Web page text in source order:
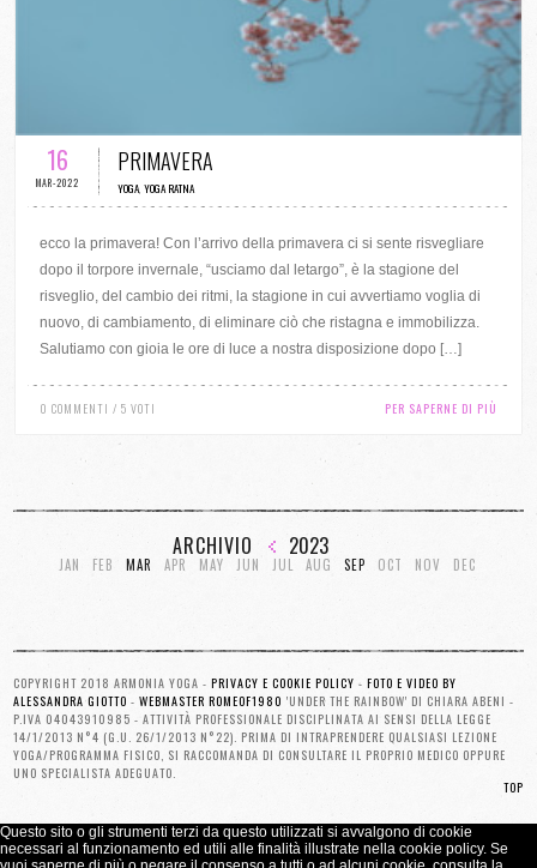
16
MAR-2022
PRIMAVERA
YOGA,YOGA RATNA
ecco la primavera! Con l’arrivo della primavera ci si sente risvegliare
dopo il torpore invernale, “usciamo dal letargo”, è la stagione del
risveglio, del cambio dei ritmi, la stagione in cui avvertiamo voglia di
nuovo, di cambiamento, di eliminare ciò che ristagna e immobilizza.
Salutiamo con gioia le ore di luce a nostra disposizione dopo […]
0 COMMENTI / 5 VOTI PER SAPERNE DI PIÙ
ARCHIVIO 2023
JAN FEB MAR APR MAY JUN JUL AUG SEP OCT NOV DEC
COPYRIGHT 2018 ARMONIA YOGA -PRIVACY E COOKIE POLICY -FOTO E VIDEO BY
ALESSANDRA GIOTTO -WEBMASTER ROMEOF1980 'UNDER THE RAINBOW' DI CHIARA ABENI -
P.IVA 04043910985 - ATTIVITÀ PROFESSIONALE DISCIPLINATA AI SENSI DELLA LEGGE
14/1/2013 N°4 (G.U. 26/1/2013 N°22). PRIMA DI INTRAPRENDERE QUALSIASI LEZIONE
YOGA/PROGRAMMA FISICO, SI RACCOMANDA DI CONSULTARE IL PROPRIO MEDICO OPPURE
UNO SPECIALISTA ADEGUATO.
TOP
Questo sito o gli strumenti terzi da questo utilizzati si avvalgono di cookie
necessari al funzionamento ed utili alle finalità illustrate nella cookie policy. Se